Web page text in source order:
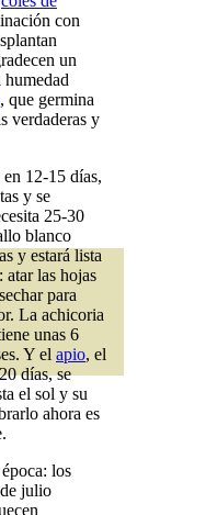
con
un
, que germina
verdaderas y
12-15 días,
y se
25-30
blanco
y estará lista
atar las hojas
para
La achicoria
unas 6
Y el apio, el
días, se
el sol y su
ahora es
los
julio